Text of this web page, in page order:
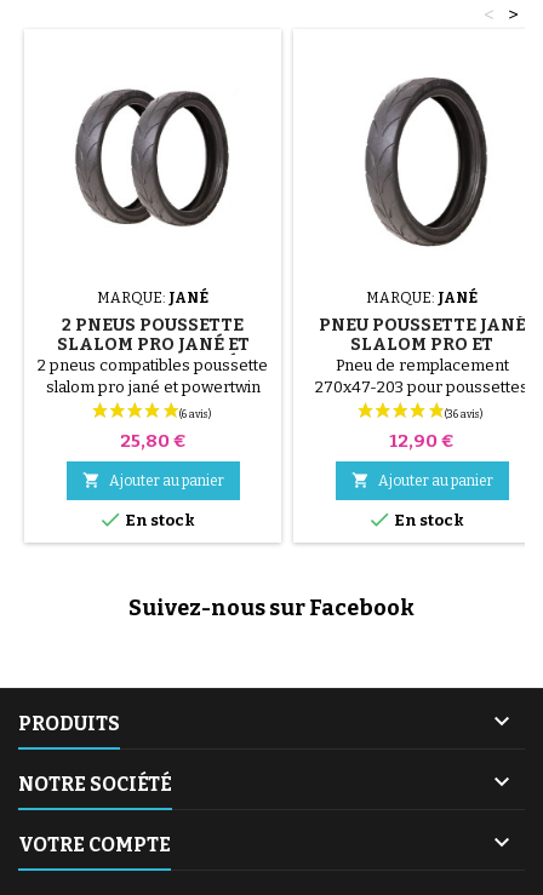
>
<
MARQUE: JANÉ
2 PNEUS POUSSETTE
SLALOM PRO JANÉ ET
POWERTWIN JANÉ
2 pneus compatibles poussette
slalom pro jané et powertwin
jané - 270x47-203
Prix
25,80 €
 Ajouter au panier
 En stock
MARQUE: JANÉ
PNEU POUSSETTE JANÉ
SLALOM PRO ET
POWERTWIN
Pneu de remplacement
270x47-203 pour poussettes
Jané Slalom Pro et Powertwin.
Jané Slalom Reverse.
Prix
12,90 €
 Ajouter au panier
 En stock
Suivez-nous sur Facebook
PRODUITS 
NOTRE SOCIÉTÉ 
VOTRE COMPTE 